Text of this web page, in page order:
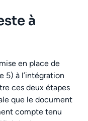
à
en place de
5) à l’intégration
ces deux étapes
que le document
compte tenu